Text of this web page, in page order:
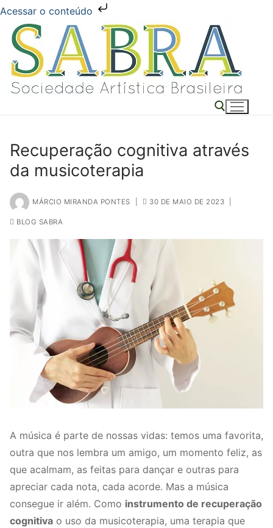
Acessar o conteúdo
Pular
para
conteúdo
Pesquisar por:
Recuperação cognitiva através
da musicoterapia
MÁRCIO MIRANDA PONTES 30 DE MAIO DE 2023
BLOG SABRA
A música é parte de nossas vidas: temos uma favorita,
outra que nos lembra um amigo, um momento feliz, as
que acalmam, as feitas para dançar e outras para
apreciar cada nota, cada acorde. Mas a música
consegue ir além. Como instrumento de recuperação
cognitiva o uso da musicoterapia, uma terapia que